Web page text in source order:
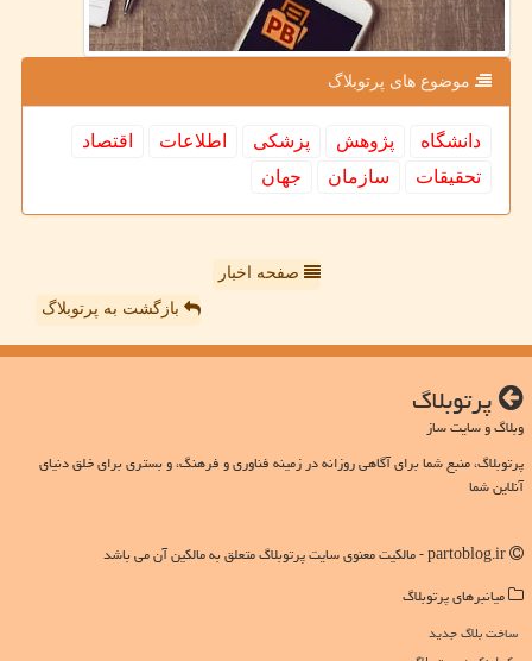
موضوع های پرتوبلاگ
دانشگاه پژوهش پزشكی اطلاعات
اقتصاد
تحقیقات
سازمان جهان
صفحه اخبار
بازگشت به پرتوبلاگ
پرتوبلاگ
وبلاگ و سایت ساز
پرتوبلاگ، منبع شما برای آگاهی روزانه در زمینه فناوری و فرهنگ، و بستری برای خلق دنیای
آنلاین شما
میانبرهای پرتوبلاگ
ساخت بلاگ جدید